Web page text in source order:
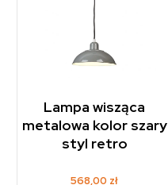
Lampa wisząca
metalowa kolor szary
styl retro
568,00 zł